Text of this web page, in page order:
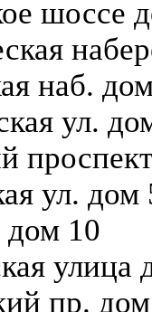
шоссе
наб.
ул.
ул. дом
дом 10
улица
пр.